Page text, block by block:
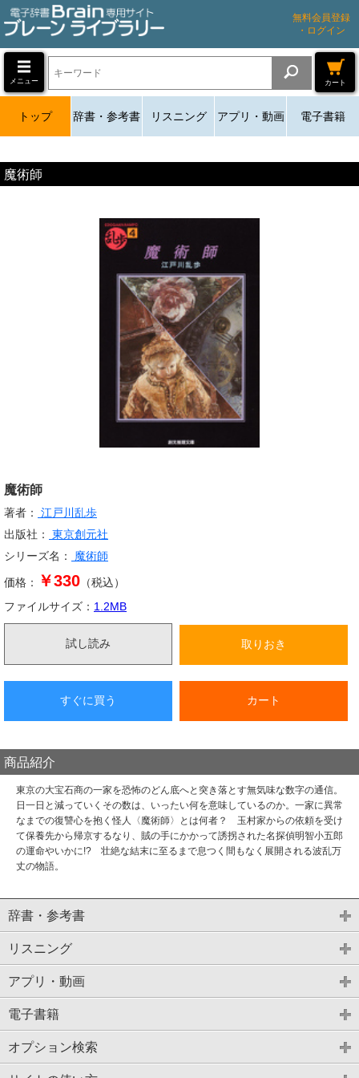
無料会員登録
・ログイン
メニュー カート
トップ 辞書・参考書 リスニング アプリ・動画 電子書籍
魔術師
魔術師
著者：
江戸川乱歩
出版社：
東京創元社
シリーズ名：
魔術師
価格： ￥330 （税込）
ファイルサイズ： 1.2MB
試し読み 取りおき
すぐに買う カート
商品紹介
東京の大宝石商の一家を恐怖のどん底へと突き落とす無気味な数字の通信。
日一日と減っていくその数は、いったい何を意味しているのか。一家に異常
なまでの復讐心を抱く怪人〈魔術師〉とは何者？ 玉村家からの依頼を受け
て保養先から帰京するなり、賊の手にかかって誘拐された名探偵明智小五郎
の運命やいかに!? 壮絶な結末に至るまで息つく間もなく展開される波乱万
丈の物語。
辞書・参考書
リスニング
アプリ・動画
電子書籍
オプション検索